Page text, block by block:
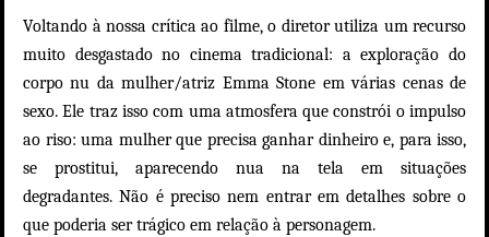
Voltando à nossa crítica ao filme, o diretor utiliza um recurso
muito desgastado no cinema tradicional: a exploração do
corpo nu da mulher/atriz Emma Stone em várias cenas de
sexo. Ele traz isso com uma atmosfera que constrói o impulso
ao riso: uma mulher que precisa ganhar dinheiro e, para isso,
se prostitui, aparecendo nua na tela em situações
degradantes. Não é preciso nem entrar em detalhes sobre o
que poderia ser trágico em relação à personagem.